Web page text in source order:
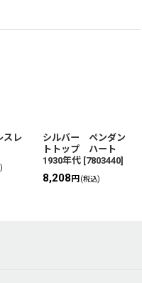
スレ
シルバー ペンダン
トトップ ハート
1930年代 [7803440]
8,208円(税込)